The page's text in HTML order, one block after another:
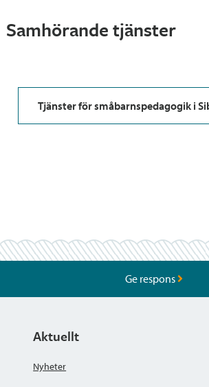
Samhörande tjänster
Tjänster för småbarnspedagogik i
Ge respons
Aktuellt
Nyheter